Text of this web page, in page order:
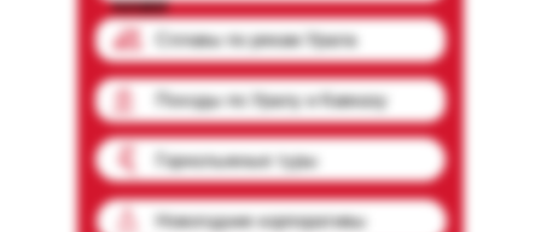
Сплавы по рекам Урала
НАМИ
Походы по Уралу и Кавказу
Горнолыжные туры
Новогодние корпоративы